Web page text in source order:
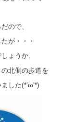
ので、
が・・・
ょうか、
北側の歩道を
した(*’ω’*)